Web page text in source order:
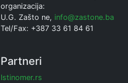
organizacija:
U.G. Zašto ne, info@zastone.ba
Tel/Fax: +387 33 61 84 61
Partneri
Istinomer.rs